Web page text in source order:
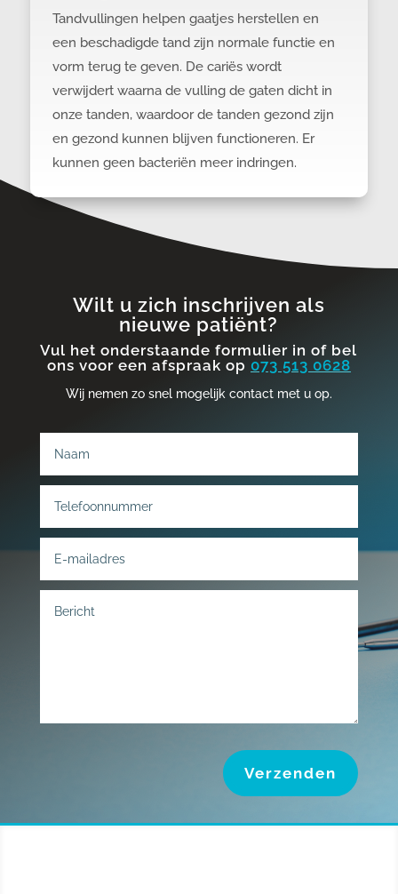
Tandvullingen helpen gaatjes herstellen en
een beschadigde tand zijn normale functie en
vorm terug te geven. De cariës wordt
verwijdert waarna de vulling de gaten dicht in
onze tanden, waardoor de tanden gezond zijn
en gezond kunnen blijven functioneren. Er
kunnen geen bacteriën meer indringen.
Wilt u zich inschrijven als
nieuwe patiënt?
Vul het onderstaande formulier in of bel
ons voor een afspraak op 073 513 0628
Wij nemen zo snel mogelijk contact met u op.
Verzenden